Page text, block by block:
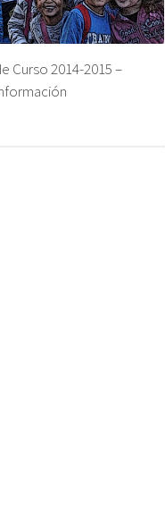
Curso 2014-2015 –